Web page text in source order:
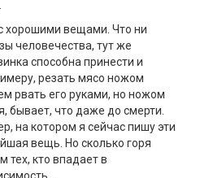
хорошими вещами. Что ни
человечества, тут же
способна принести и
резать мясо ножом
рвать его руками, но ножом
бывает, что даже до смерти.
на котором я сейчас пишу эти
вещь. Но сколько горя
тех, кто впадает в